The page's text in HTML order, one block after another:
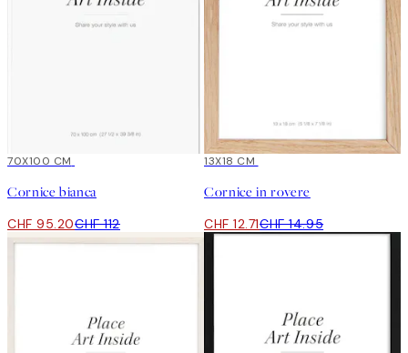
15%*
70X100 CM
Cornice bianca
CHF 95.20CHF 112
15%*
13X18 CM
Cornice in rovere
CHF 12.71CHF 14.95